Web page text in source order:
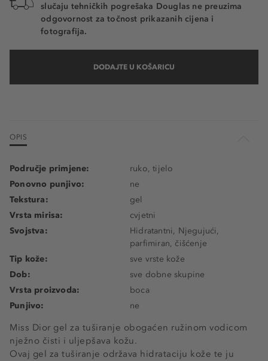
slučaju tehničkih pogrešaka Douglas ne preuzima
odgovornost za točnost prikazanih cijena i
fotografija.
DODAJTE U KOŠARICU
OPIS
Miss Dior gel za tuširanje obogaćen ružinom vodicom
nježno čisti i uljepšava kožu.
Ovaj gel za tuširanje održava hidrataciju kože te ju
Područje primjene:
ruko, tijelo
Ponovno punjivo:
ne
Tekstura:
gel
Vrsta mirisa:
cvjetni
Svojstva:
Hidratantni, Njegujući,
parfimiran, čišćenje
Tip kože:
sve vrste kože
Dob:
sve dobne skupine
Vrsta proizvoda:
boca
Punjivo:
ne